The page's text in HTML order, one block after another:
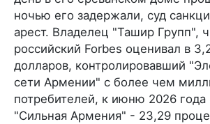
ночью его задержали, суд
арест. Владелец "Ташир Групп",
российский Forbes оценивал в
долларов, контролировавший
сети Армении" с более чем
потребителей, к июню 2026 года
"Сильная Армения" - 23,29